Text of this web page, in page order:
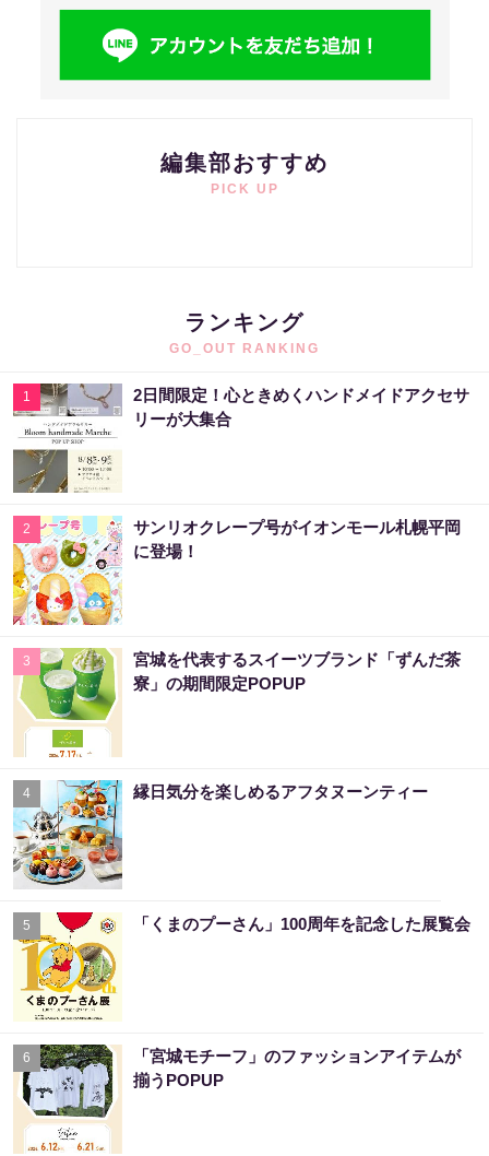
編集部おすすめ
PICK UP
ランキング
GO_OUT RANKING
1
2日間限定！心ときめくハンドメイドアクセサ
リーが大集合
2
サンリオクレープ号がイオンモール札幌平岡
に登場！
3
宮城を代表するスイーツブランド「ずんだ茶
寮」の期間限定POPUP
4 縁日気分を楽しめるアフタヌーンティー
5 「くまのプーさん」100周年を記念した展覧会
6
「宮城モチーフ」のファッションアイテムが
揃うPOPUP